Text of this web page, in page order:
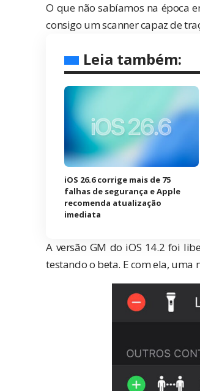
O que não sabíamos na época
consigo um scanner capaz de
Leia também:
iOS 26.6 corrige mais de 75
falhas de segurança e Apple
recomenda atualização
imediata
A versão GM do iOS 14.2 foi
testando o beta. E com ela, uma